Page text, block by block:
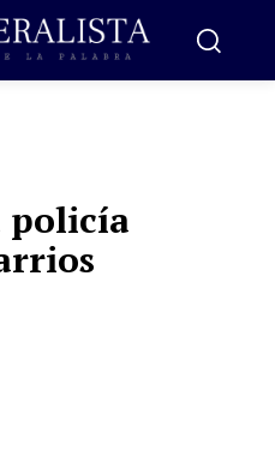
policía